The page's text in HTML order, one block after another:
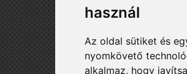
használ
Az oldal sütiket és
nyomkövető
alkalmaz, hogy